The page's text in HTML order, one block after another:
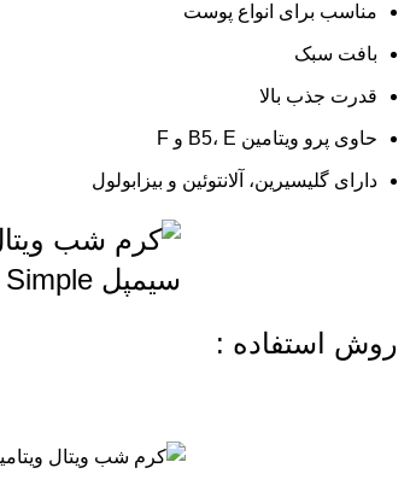
مناسب برای انواع پوست
بافت سبک
قدرت جذب بالا
حاوی پرو ویتامین B5، E و F
دارای گلیسیرین، آلانتوئین و بیزابولول
روش استفاده :